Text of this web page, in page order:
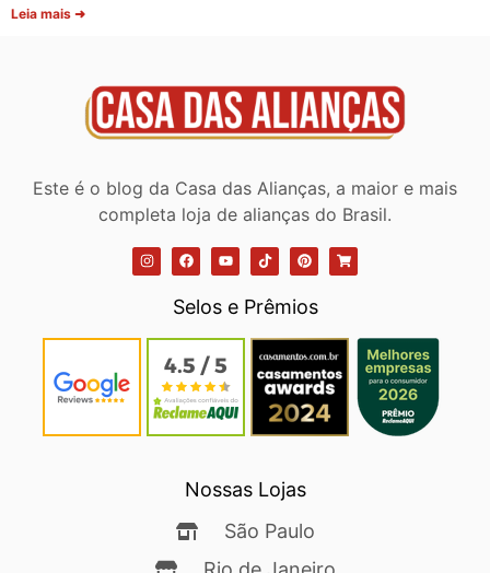
Leia mais ➜
Este é o blog da Casa das Alianças, a maior e mais
completa loja de alianças do Brasil.
Selos e Prêmios
Nossas Lojas
São Paulo